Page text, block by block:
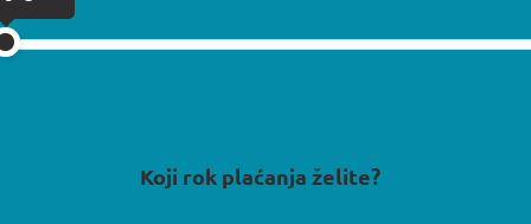
Koji rok plaćanja želite?